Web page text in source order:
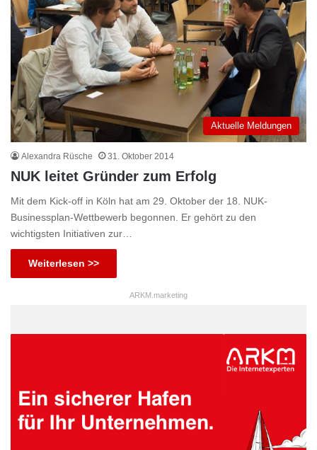
Aktuelle Meldungen
Alexandra Rüsche 31. Oktober 2014
NUK leitet Gründer zum Erfolg
Mit dem Kick-off in Köln hat am 29. Oktober der 18. NUK-
Businessplan-Wettbewerb begonnen. Er gehört zu den
wichtigsten Initiativen zur…
Weiterlesen >>
ARKM.marketing